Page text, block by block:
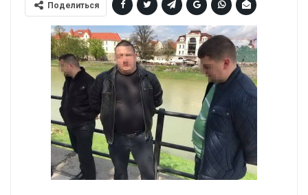
Поделиться